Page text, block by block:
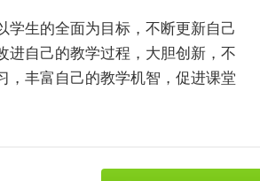
学生的全面为目标，不断更新自己
进自己的教学过程，大胆创新，不
，丰富自己的教学机智，促进课堂